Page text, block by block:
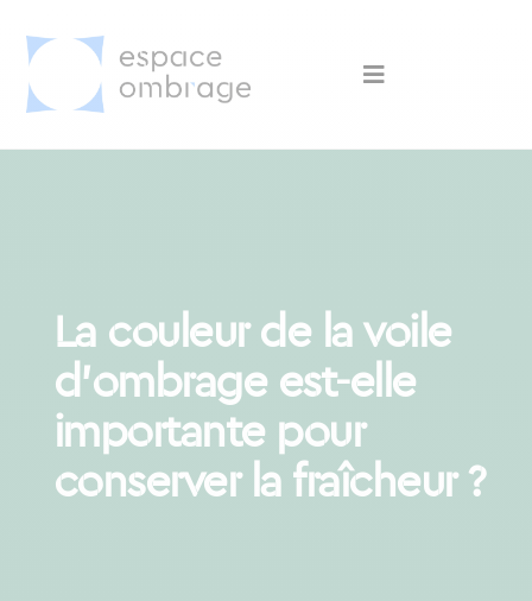
La couleur de la voile
d’ombrage est-elle
importante pour
conserver la fraîcheur ?